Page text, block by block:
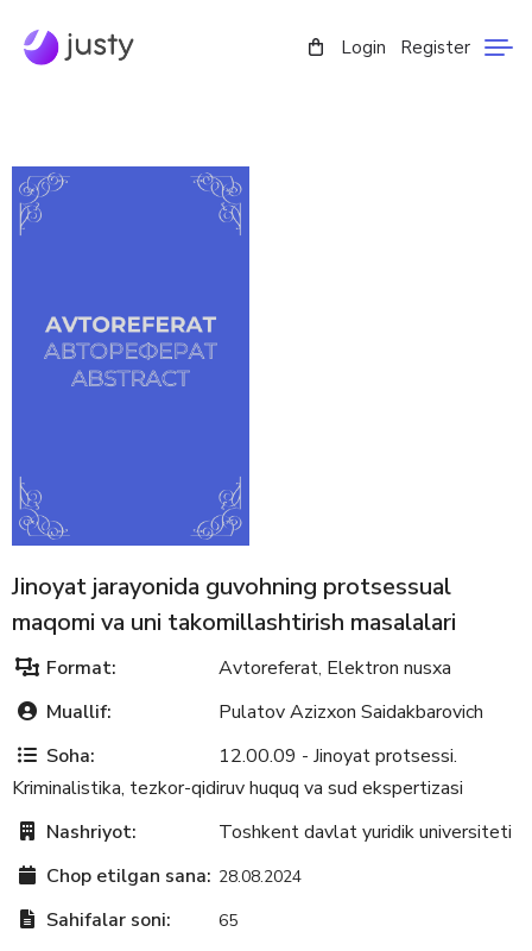
Login Register
Jinoyat jarayonida guvohning protsessual
maqomi va uni takomillashtirish masalalari
Format: Avtoreferat, Elektron nusxa
Muallif:
Pulatov Azizxon Saidakbarovich
Soha:
12.00.09 - Jinoyat protsessi.
Kriminalistika, tezkor-qidiruv huquq va sud ekspertizasi
Nashriyot:
Toshkent davlat yuridik universiteti
Chop etilgan sana: 28.08.2024
Sahifalar soni: 65